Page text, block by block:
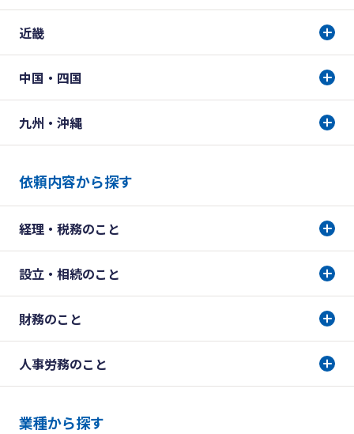
近畿
中国・四国
九州・沖縄
依頼内容から探す
経理・税務のこと
設立・相続のこと
財務のこと
人事労務のこと
業種から探す